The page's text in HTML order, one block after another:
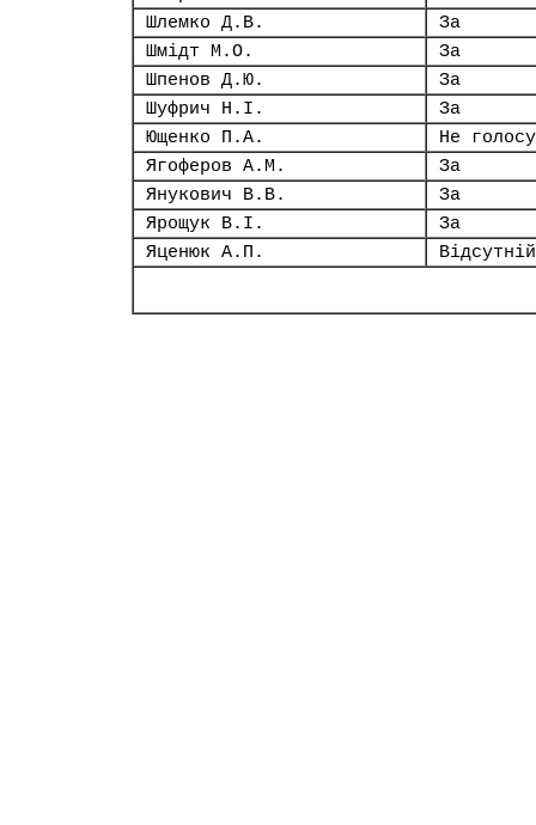
Шлемко Д.В.
За
Шмідт М.О.
За
Шпенов Д.Ю.
За
Шуфрич Н.І.
За
Ющенко П.А.
Не
Ягоферов А.М.
За
Янукович В.В.
За
Ярощук В.І.
За
Яценюк А.П.
Відсутній